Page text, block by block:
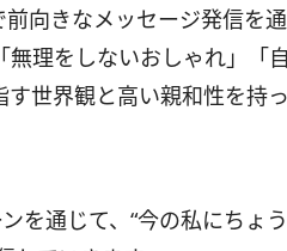
向きなメッセージ発信を通
理をしないおしゃれ」「
世界観と高い親和性を持
を通じて、“今の私にちょ